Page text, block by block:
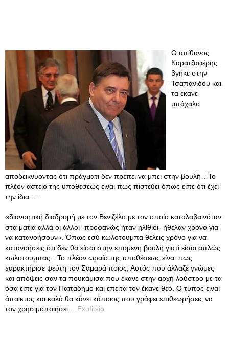
Ο απίθανος
Καρατζαφέρης
βγήκε στην
Τσαπανιδου και
τα έκανε
μπάχαλο
αποδεικνύοντας ότι πράγματι δεν πρέπει να μπει στην βουλή…Το
πλέον αστείο της υποθέσεως είναι πως πιστεύει όπως είπε ότι έχει
την ίδια .. ..
«διανοητική διαδρομή με τον Βενιζέλο με τον οποίο καταλαβαινόταν
στα μάτια αλλά οι άλλοι -προφανώς ήταν ηλίθιοι- ήθελαν χρόνο για
να κατανοήσουν». Όπως εσύ κωλοτουμπα θέλεις χρόνο για να
κατανοήσεις ότι δεν θα είσαι στην επόμενη βουλή γιατί είσαι απλώς
κωλοτουμπας…Το πλέον ωραίο της υποθέσεως είναι πως
χαρακτήρισε ψεύτη τον Σαμαρά ποιος; Αυτός που άλλαζε γνώμες
και απόψεις σαν τα πουκάμισα που έκανε στην αρχή λούστρο με τα
όσα είπε για τον Παπαδημο και επειτα τον έκανε θεό. Ο τύπος είναι
άπαικτος και καλά θα κάνει κάποιος που γράφει επιθεωρήσεις να
τον χρησιμοποιήσει… Exofitsio